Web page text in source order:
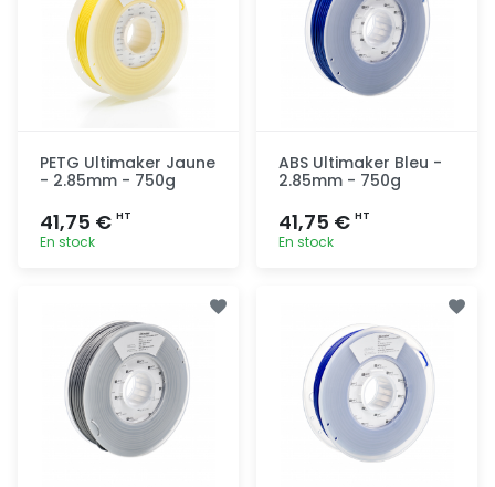
PETG Ultimaker Jaune
- 2.85mm - 750g
41,75 € HT
En stock
ABS Ultimaker Bleu -
2.85mm - 750g
41,75 € HT
En stock